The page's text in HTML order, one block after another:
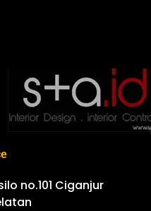
no.101 Ciganjur